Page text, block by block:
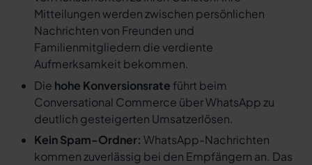
Mitteilungen werden zwischen persönlichen
Nachrichten von Freunden und
Familienmitgliedern die verdiente
Aufmerksamkeit bekommen.
Die hohe Konversionsrate führt beim
Conversational Commerce über WhatsApp zu
deutlich gesteigerten Umsatzerlösen.
Kein Spam-Ordner: WhatsApp-Nachrichten
kommen zuverlässig bei den Empfängern an. Das